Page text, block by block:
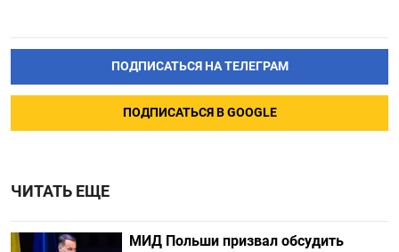
ПОДПИСАТЬСЯ НА ТЕЛЕГРАМ
ПОДПИСАТЬСЯ В GOOGLE
ЧИТАТЬ ЕЩЕ
МИД Польши призвал обсудить